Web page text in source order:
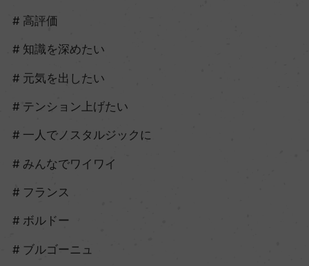
高評価
知識を深めたい
元気を出したい
テンション上げたい
一人でノスタルジックに
みんなでワイワイ
フランス
ボルドー
ブルゴーニュ